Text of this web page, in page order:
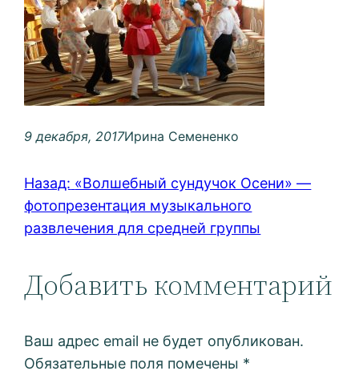
9 декабря, 2017Ирина Семененко
Назад: «Волшебный сундучок Осени» —
фотопрезентация музыкального
развлечения для средней группы
Добавить комментарий
Ваш адрес email не будет опубликован.
Обязательные поля помечены *